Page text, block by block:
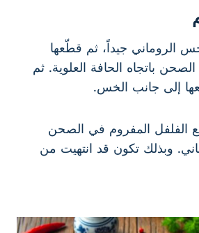
الروماني جيداً، ثم قطّعها
باتجاه الحافة العلوية. ثم
إلى جانب الخس.
الفلفل المفروم في الصحن
وبذلك تكون قد انتهيت من